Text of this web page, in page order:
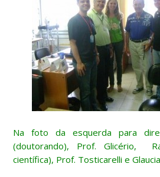
Na foto da esquerda para
(doutorando), Prof. Glicério,
científica), Prof. Tosticarelli e